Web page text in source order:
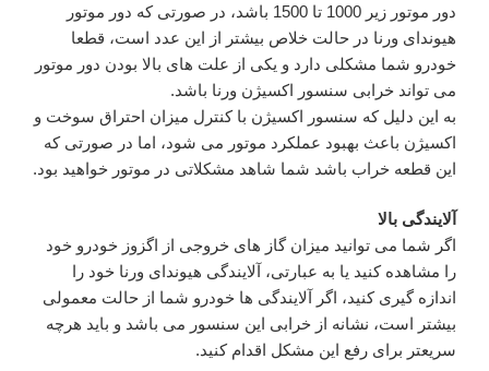
دور موتور زیر 1000 تا 1500 باشد، در صورتی که دور موتور
هیوندای ورنا در حالت خلاص بیشتر از این عدد است، قطعا
خودرو شما مشکلی دارد و یکی از علت های بالا بودن دور موتور
می تواند خرابی سنسور اکسیژن ورنا باشد.
به این دلیل که سنسور اکسیژن با کنترل میزان احتراق سوخت و
اکسیژن باعث بهبود عملکرد موتور می شود، اما در صورتی که
این قطعه خراب باشد شما شاهد مشکلاتی در موتور خواهید بود.
آلایندگی بالا
اگر شما می توانید میزان گاز های خروجی از اگزوز خودرو خود
را مشاهده کنید یا به عبارتی، آلایندگی هیوندای ورنا خود را
اندازه گیری کنید، اگر آلایندگی ها خودرو شما از حالت معمولی
بیشتر است، نشانه از خرابی این سنسور می باشد و باید هرچه
سریعتر برای رفع این مشکل اقدام کنید.